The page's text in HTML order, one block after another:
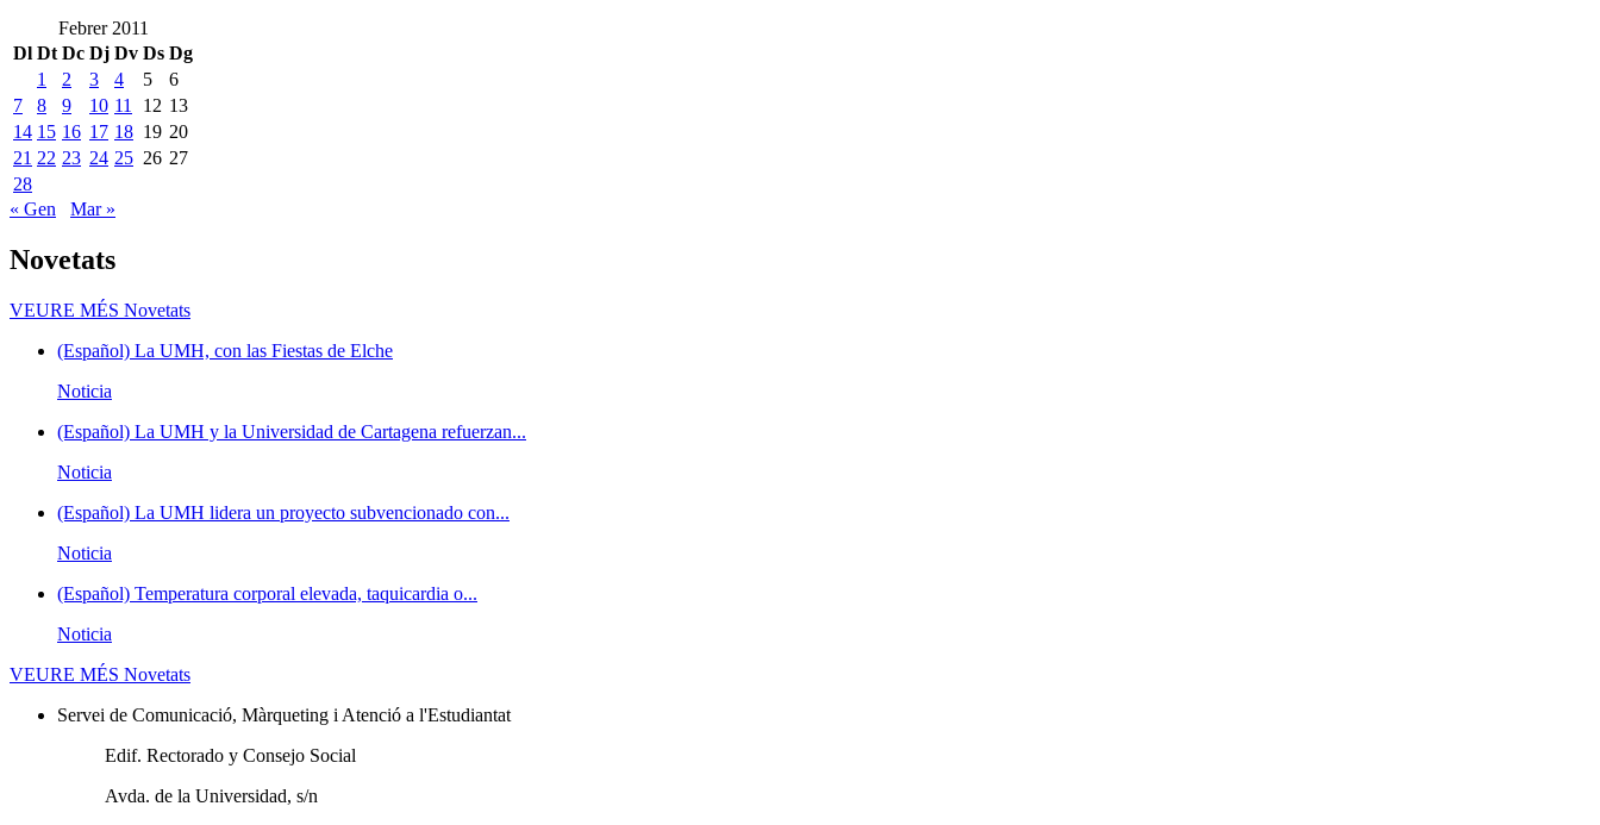
Febrer 2011
Dl Dt Dc Dj Dv Ds Dg
1
2 3 4 5
6
7
8 9 10 11 12 13
14 15 16 17 18 19 20
21 22 23 24 25 26 27
28
« Gen
Mar »
Novetats
VEURE MÉS Novetats
(Español) La UMH, con las Fiestas de Elche
Noticia
(Español) La UMH y la Universidad de Cartagena refuerzan...
Noticia
(Español) La UMH lidera un proyecto subvencionado con...
Noticia
(Español) Temperatura corporal elevada, taquicardia o...
Noticia
VEURE MÉS Novetats
Servei de Comunicació, Màrqueting i Atenció a l'Estudiantat
Edif. Rectorado y Consejo Social
Avda. de la Universidad, s/n